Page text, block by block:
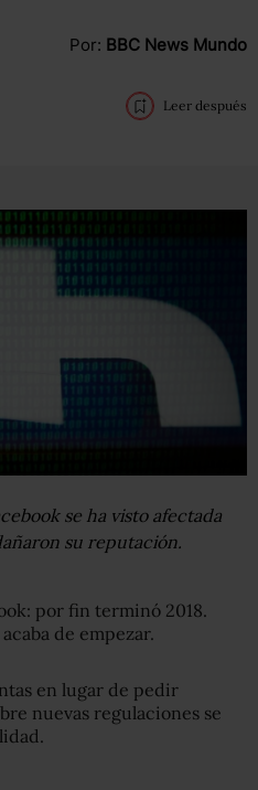
Por: BBC News Mundo
Leer después
se ha visto afectada
su reputación.
por fin terminó 2018.
de empezar.
en lugar de pedir
nuevas regulaciones se